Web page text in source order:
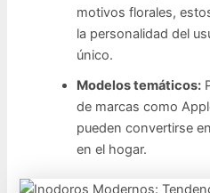
motivos florales,
la personalidad del
único.
Modelos temáticos:
de marcas como
pueden convertirse
en el hogar.